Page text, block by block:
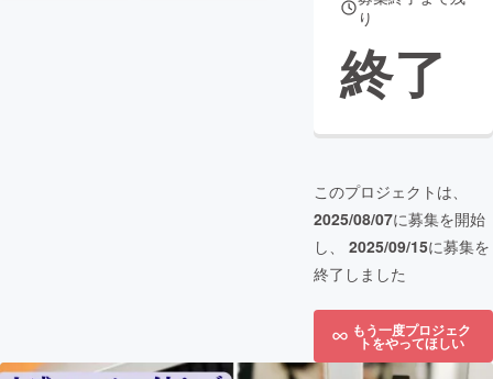
り
終了
このプロジェクトは、
2025/08/07に募集を開始
し、 2025/09/15に募集を
終了しました
もう一度プロジェク
トをやってほしい